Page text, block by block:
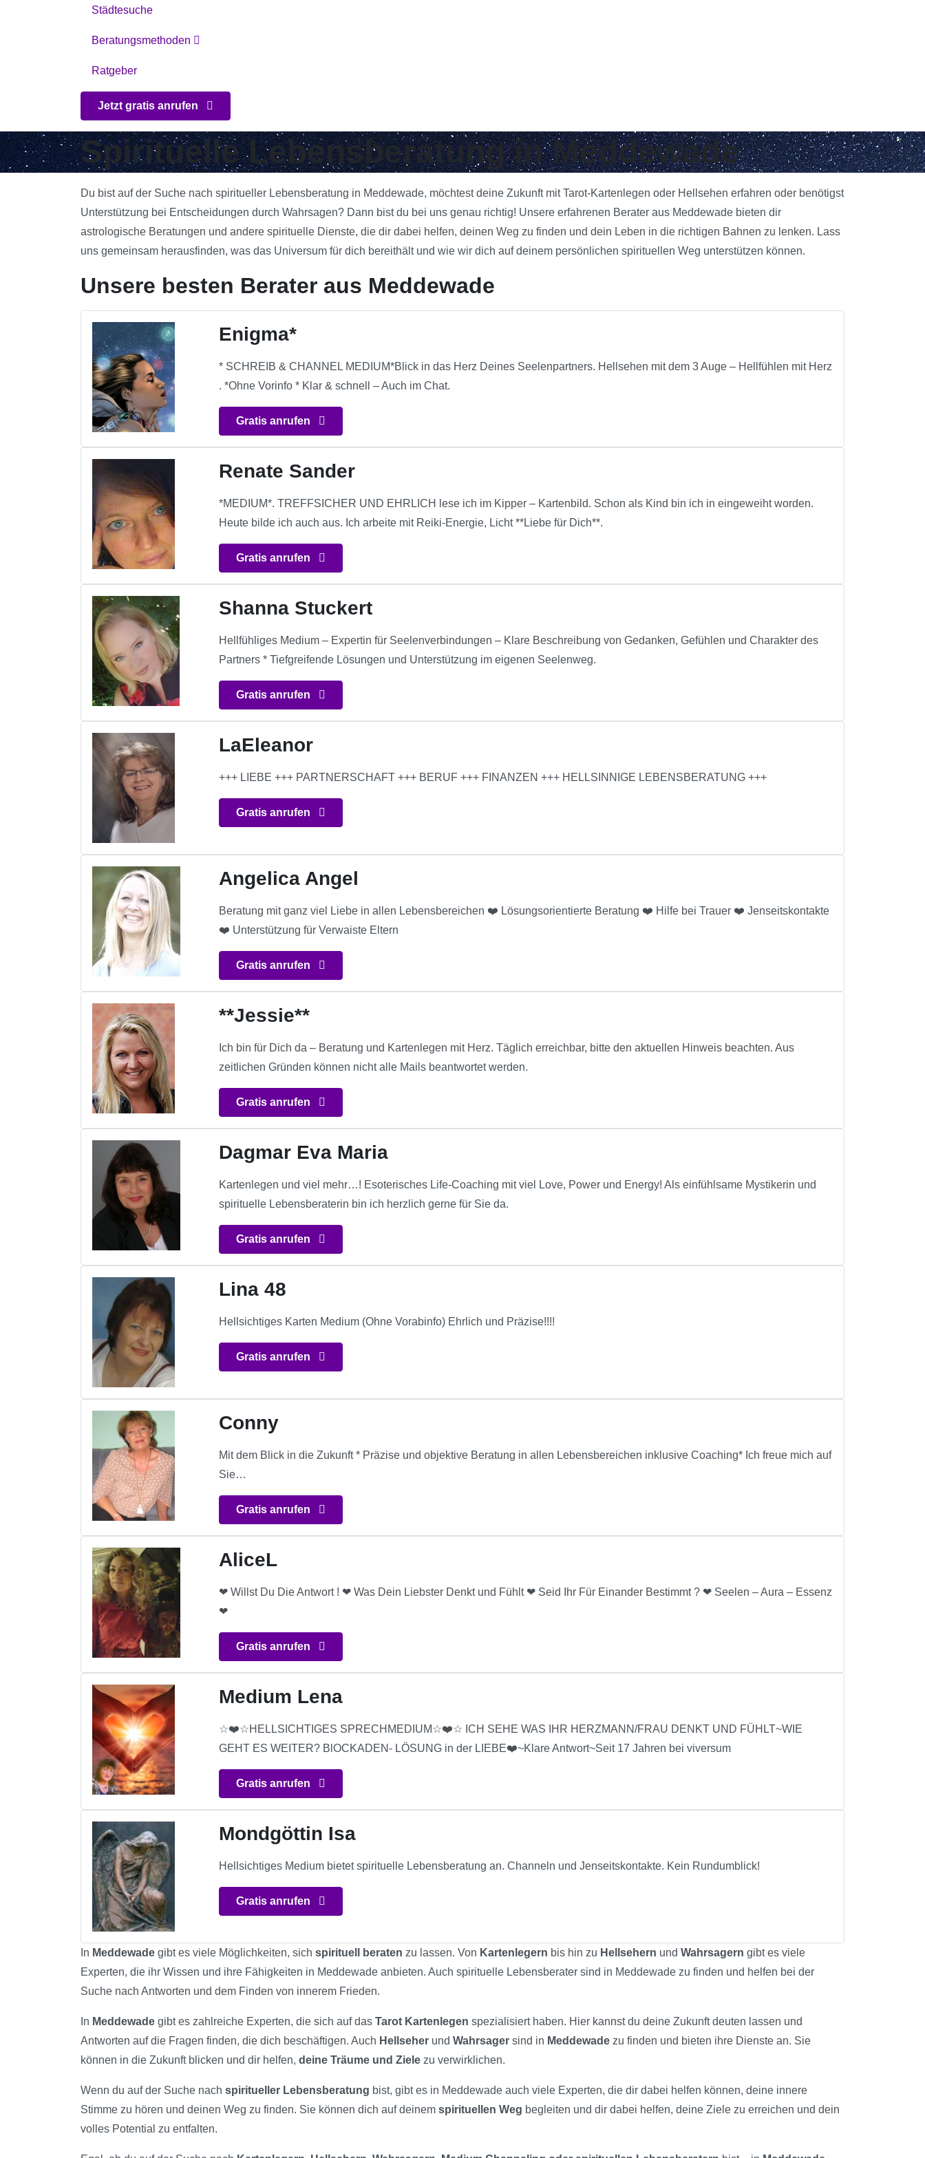
Städtesuche
Beratungsmethoden
Ratgeber
Jetzt gratis anrufen
Spirituelle Lebensberatung in Meddewade
Du bist auf der Suche nach spiritueller Lebensberatung in Meddewade, möchtest deine Zukunft mit Tarot-Kartenlegen oder Hellsehen erfahren oder benötigst
Unterstützung bei Entscheidungen durch Wahrsagen? Dann bist du bei uns genau richtig! Unsere erfahrenen Berater aus Meddewade bieten dir
astrologische Beratungen und andere spirituelle Dienste, die dir dabei helfen, deinen Weg zu finden und dein Leben in die richtigen Bahnen zu lenken. Lass
uns gemeinsam herausfinden, was das Universum für dich bereithält und wie wir dich auf deinem persönlichen spirituellen Weg unterstützen können.
Unsere besten Berater aus Meddewade
Enigma*
* SCHREIB & CHANNEL MEDIUM*Blick in das Herz Deines Seelenpartners. Hellsehen mit dem 3 Auge – Hellfühlen mit Herz
. *Ohne Vorinfo * Klar & schnell – Auch im Chat.
Gratis anrufen
Renate Sander
*MEDIUM*. TREFFSICHER UND EHRLICH lese ich im Kipper – Kartenbild. Schon als Kind bin ich in eingeweiht worden.
Heute bilde ich auch aus. Ich arbeite mit Reiki-Energie, Licht **Liebe für Dich**.
Gratis anrufen
Shanna Stuckert
Hellfühliges Medium – Expertin für Seelenverbindungen – Klare Beschreibung von Gedanken, Gefühlen und Charakter des
Partners * Tiefgreifende Lösungen und Unterstützung im eigenen Seelenweg.
Gratis anrufen
LaEleanor
+++ LIEBE +++ PARTNERSCHAFT +++ BERUF +++ FINANZEN +++ HELLSINNIGE LEBENSBERATUNG +++
Gratis anrufen
Angelica Angel
Beratung mit ganz viel Liebe in allen Lebensbereichen ❤️ Lösungsorientierte Beratung ❤️ Hilfe bei Trauer ❤️ Jenseitskontakte
❤️ Unterstützung für Verwaiste Eltern
Gratis anrufen
**Jessie**
Ich bin für Dich da – Beratung und Kartenlegen mit Herz. Täglich erreichbar, bitte den aktuellen Hinweis beachten. Aus
zeitlichen Gründen können nicht alle Mails beantwortet werden.
Gratis anrufen
Dagmar Eva Maria
Kartenlegen und viel mehr…! Esoterisches Life-Coaching mit viel Love, Power und Energy! Als einfühlsame Mystikerin und
spirituelle Lebensberaterin bin ich herzlich gerne für Sie da.
Gratis anrufen
Lina 48
Hellsichtiges Karten Medium (Ohne Vorabinfo) Ehrlich und Präzise!!!!
Gratis anrufen
Conny
Mit dem Blick in die Zukunft * Präzise und objektive Beratung in allen Lebensbereichen inklusive Coaching* Ich freue mich auf
Sie…
Gratis anrufen
AliceL
❤ Willst Du Die Antwort ! ❤ Was Dein Liebster Denkt und Fühlt ❤ Seid Ihr Für Einander Bestimmt ? ❤ Seelen – Aura – Essenz
❤
Gratis anrufen
Medium Lena
☆❤️☆HELLSICHTIGES SPRECHMEDIUM☆❤️☆ ICH SEHE WAS IHR HERZMANN/FRAU DENKT UND FÜHLT~WIE
GEHT ES WEITER? BlOCKADEN- LÖSUNG in der LIEBE❤️~Klare Antwort~Seit 17 Jahren bei viversum
Gratis anrufen
Mondgöttin Isa
Hellsichtiges Medium bietet spirituelle Lebensberatung an. Channeln und Jenseitskontakte. Kein Rundumblick!
Gratis anrufen
In Meddewade gibt es viele Möglichkeiten, sich spirituell beraten zu lassen. Von Kartenlegern bis hin zu Hellsehern und Wahrsagern gibt es viele
Experten, die ihr Wissen und ihre Fähigkeiten in Meddewade anbieten. Auch spirituelle Lebensberater sind in Meddewade zu finden und helfen bei der
Suche nach Antworten und dem Finden von innerem Frieden.
In Meddewade gibt es zahlreiche Experten, die sich auf das Tarot Kartenlegen spezialisiert haben. Hier kannst du deine Zukunft deuten lassen und
Antworten auf die Fragen finden, die dich beschäftigen. Auch Hellseher und Wahrsager sind in Meddewade zu finden und bieten ihre Dienste an. Sie
können in die Zukunft blicken und dir helfen, deine Träume und Ziele zu verwirklichen.
Wenn du auf der Suche nach spiritueller Lebensberatung bist, gibt es in Meddewade auch viele Experten, die dir dabei helfen können, deine innere
Stimme zu hören und deinen Weg zu finden. Sie können dich auf deinem spirituellen Weg begleiten und dir dabei helfen, deine Ziele zu erreichen und dein
volles Potential zu entfalten.